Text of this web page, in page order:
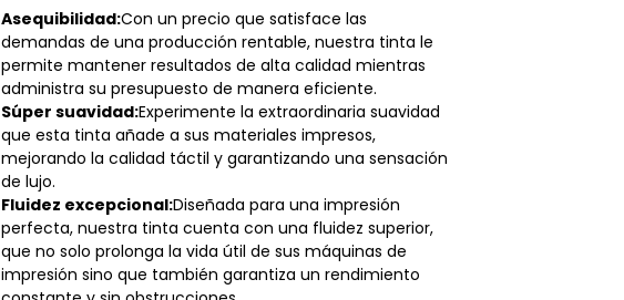
Asequibilidad:Con un precio que satisface las
demandas de una producción rentable, nuestra tinta le
permite mantener resultados de alta calidad mientras
administra su presupuesto de manera eficiente.
Súper suavidad:Experimente la extraordinaria suavidad
que esta tinta añade a sus materiales impresos,
mejorando la calidad táctil y garantizando una sensación
de lujo.
Fluidez excepcional:Diseñada para una impresión
perfecta, nuestra tinta cuenta con una fluidez superior,
que no solo prolonga la vida útil de sus máquinas de
impresión sino que también garantiza un rendimiento